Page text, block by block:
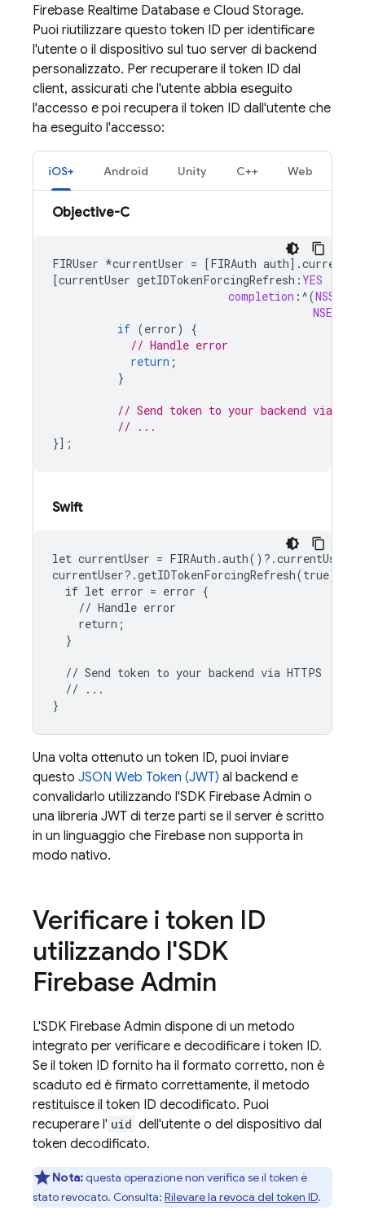
Firebase Realtime Database e Cloud Storage.
Puoi riutilizzare questo token ID per identificare
l'utente o il dispositivo sul tuo server di backend
personalizzato. Per recuperare il token ID dal
client, assicurati che l'utente abbia eseguito
l'accesso e poi recupera il token ID dall'utente che
ha eseguito l'accesso:
iOS+ Android Unity C++ Web
Objective-C
FIRUser *currentUser = [FIRAuth auth].
[currentUser getIDTokenForcingRefresh : YES
completion : ^(
NSError
if (error)
{
// Handle error
return ;
}
// Send token to your backend via
// ...
}];
Swift
let currentUser = FIRAuth.auth()?.currentUser
currentUser?.getIDTokenForcingRefresh(true) {
  if let error = error {
    // Handle error
    return;
  }
  // Send token to your backend via HTTPS
  // ...
Una volta ottenuto un token ID, puoi inviare
questo JSON Web Token (JWT) al backend e
convalidarlo utilizzando l'SDK Firebase Admin o
una libreria JWT di terze parti se il server è scritto
in un linguaggio che Firebase non supporta in
modo nativo.
Verificare i token ID
utilizzando l'SDK
Firebase Admin
L'SDK Firebase Admin dispone di un metodo
integrato per verificare e decodificare i token ID.
Se il token ID fornito ha il formato corretto, non è
scaduto ed è firmato correttamente, il metodo
restituisce il token ID decodificato. Puoi
recuperare l' uid dell'utente o del dispositivo dal
token decodificato.
Nota:questa operazione non verifica se il token è
stato revocato. Consulta: Rilevare la revoca del token ID.